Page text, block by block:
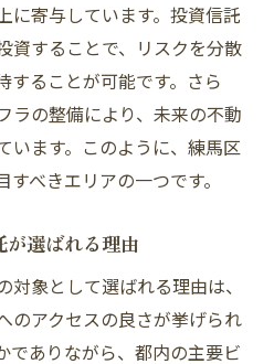
トと注意点
将来予測
る成功事例
充実する練馬区の不動産
す生活利便性
に与える影響
値を高める理由
とその影響
に寄与しています。投資信託
資することで、リスクを分散
することが可能です。さら
ラの整備により、未来の不動
います。このように、練馬区
べきエリアの一つです。
選ばれる理由
象として選ばれる理由は、
のアクセスの良さが挙げられ
でありながら、都内の主要ビ